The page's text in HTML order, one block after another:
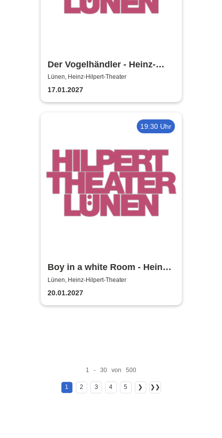
Der Vogelhändler - Heinz-
Hilpert-Theater
Lünen, Heinz-Hilpert-Theater
17.01.2027
19:30 Uhr
Boy in a white Room - Heinz-
Hilpert-Theater
Lünen, Heinz-Hilpert-Theater
20.01.2027
1 - 30 von 500
1 2 3 4 5 ❯ ❯❯